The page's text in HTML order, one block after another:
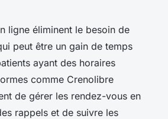
ligne éliminent le besoin de
peut être un gain de temps
ayant des horaires
comme Crenolibre
de gérer les rendez-vous en
rappels et de suivre les